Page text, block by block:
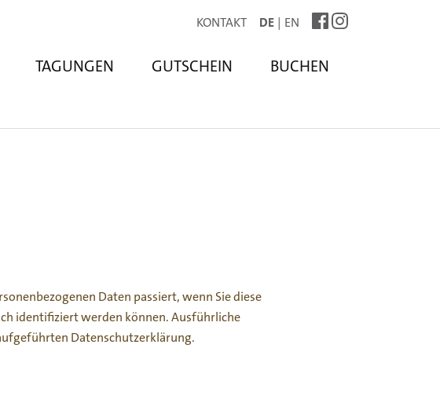
KONTAKT DE EN
TAGUNGEN GUTSCHEIN BUCHEN
Daten passiert, wenn Sie diese
identifiziert werden können. Ausführliche
Datenschutzerklärung.